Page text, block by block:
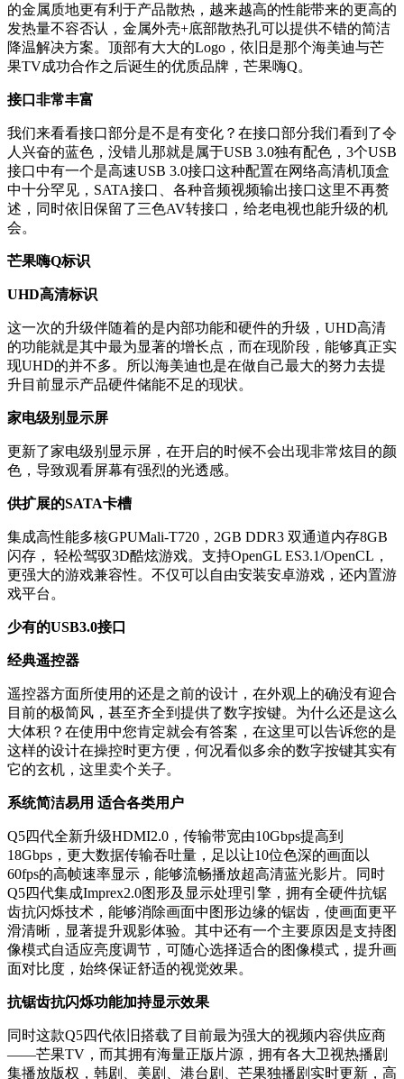
的金属质地更有利于产品散热，越来越高的性能带来的更高的
发热量不容否认，金属外壳+底部散热孔可以提供不错的简洁
降温解决方案。顶部有大大的Logo，依旧是那个海美迪与芒
果TV成功合作之后诞生的优质品牌，芒果嗨Q。
接口非常丰富
我们来看看接口部分是不是有变化？在接口部分我们看到了令
人兴奋的蓝色，没错儿那就是属于USB 3.0独有配色，3个USB
接口中有一个是高速USB 3.0接口这种配置在网络高清机顶盒
中十分罕见，SATA接口、各种音频视频输出接口这里不再赘
述，同时依旧保留了三色AV转接口，给老电视也能升级的机
会。
芒果嗨Q标识
UHD高清标识
这一次的升级伴随着的是内部功能和硬件的升级，UHD高清
的功能就是其中最为显著的增长点，而在现阶段，能够真正实
现UHD的并不多。所以海美迪也是在做自己最大的努力去提
升目前显示产品硬件储能不足的现状。
家电级别显示屏
更新了家电级别显示屏，在开启的时候不会出现非常炫目的颜
色，导致观看屏幕有强烈的光透感。
供扩展的SATA卡槽
集成高性能多核GPUMali-T720，2GB DDR3 双通道内存8GB
闪存， 轻松驾驭3D酷炫游戏。支持OpenGL ES3.1/OpenCL，
更强大的游戏兼容性。不仅可以自由安装安卓游戏，还内置游
戏平台。
少有的USB3.0接口
经典遥控器
遥控器方面所使用的还是之前的设计，在外观上的确没有迎合
目前的极简风，甚至齐全到提供了数字按键。为什么还是这么
大体积？在使用中您肯定就会有答案，在这里可以告诉您的是
这样的设计在操控时更方便，何况看似多余的数字按键其实有
它的玄机，这里卖个关子。
系统简洁易用 适合各类用户
Q5四代全新升级HDMI2.0，传输带宽由10Gbps提高到
18Gbps，更大数据传输吞吐量，足以让10位色深的画面以
60fps的高帧速率显示，能够流畅播放超高清蓝光影片。同时
Q5四代集成Imprex2.0图形及显示处理引擎，拥有全硬件抗锯
齿抗闪烁技术，能够消除画面中图形边缘的锯齿，使画面更平
滑清晰，显著提升观影体验。其中还有一个主要原因是支持图
像模式自适应亮度调节，可随心选择适合的图像模式，提升画
面对比度，始终保证舒适的视觉效果。
抗锯齿抗闪烁功能加持显示效果
同时这款Q5四代依旧搭载了目前最为强大的视频内容供应商
——芒果TV，而其拥有海量正版片源，拥有各大卫视热播剧
集播放版权，韩剧、美剧、港台剧、芒果独播剧实时更新，高